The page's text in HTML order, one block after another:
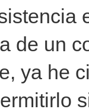
de un
ya he